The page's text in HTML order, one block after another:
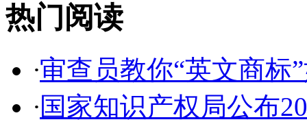
热门阅读
·审查员教你“英文商标
·国家知识产权局公布